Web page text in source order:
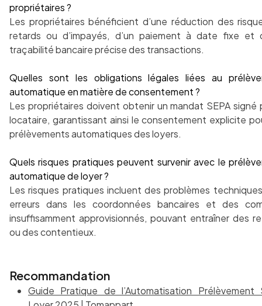
propriétaires ?
Les propriétaires bénéficient d’une réduction des
retards ou d’impayés, d’un paiement à date fixe et
traçabilité bancaire précise des transactions.
Quelles sont les obligations légales liées au
automatique en matière de consentement ?
Les propriétaires doivent obtenir un mandat SEPA signé
locataire, garantissant ainsi le consentement explicite
prélèvements automatiques des loyers.
Quels risques pratiques peuvent survenir avec le
automatique de loyer ?
Les risques pratiques incluent des problèmes
erreurs dans les coordonnées bancaires et des
insuffisamment approvisionnés, pouvant entraîner des
ou des contentieux.
Recommandation
Guide Pratique de l’Automatisation Prélèvement